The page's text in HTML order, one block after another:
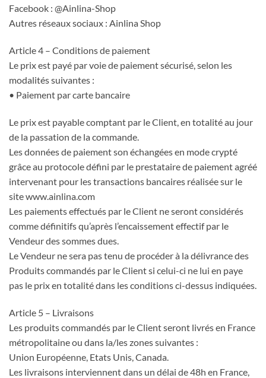
Facebook : @Ainlina-Shop
Autres réseaux sociaux : Ainlina Shop
Article 4 – Conditions de paiement
Le prix est payé par voie de paiement sécurisé, selon les
modalités suivantes :
• Paiement par carte bancaire
Le prix est payable comptant par le Client, en totalité au jour
de la passation de la commande.
Les données de paiement son échangées en mode crypté
grâce au protocole défini par le prestataire de paiement agréé
intervenant pour les transactions bancaires réalisée sur le
site www.ainlina.com
Les paiements effectués par le Client ne seront considérés
comme définitifs qu’après l’encaissement effectif par le
Vendeur des sommes dues.
Le Vendeur ne sera pas tenu de procéder à la délivrance des
Produits commandés par le Client si celui-ci ne lui en paye
pas le prix en totalité dans les conditions ci-dessus indiquées.
Article 5 – Livraisons
Les produits commandés par le Client seront livrés en France
métropolitaine ou dans la/les zones suivantes :
Union Européenne, Etats Unis, Canada.
Les livraisons interviennent dans un délai de 48h en France,